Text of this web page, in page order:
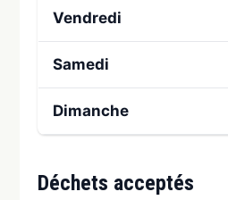
Vendredi
Samedi
Dimanche
Déchets acceptés